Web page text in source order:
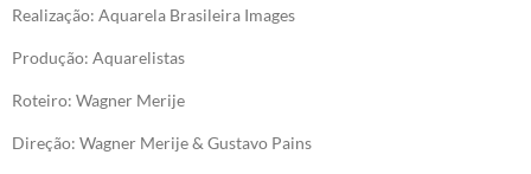
Realização: Aquarela Brasileira Images
Produção: Aquarelistas
Roteiro: Wagner Merije
Direção: Wagner Merije & Gustavo Pains